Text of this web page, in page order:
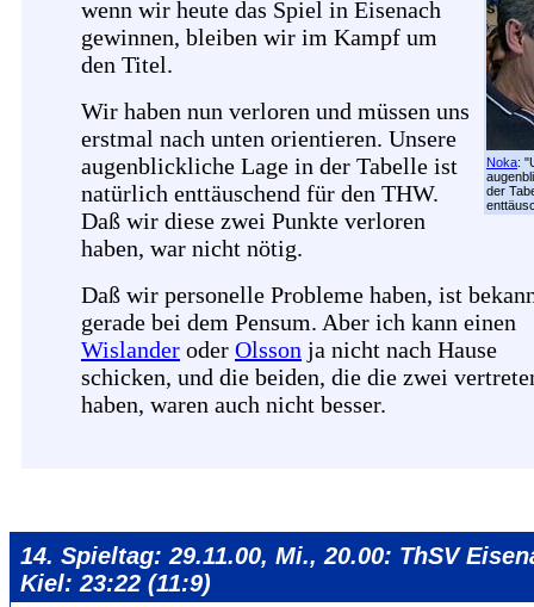
Noka:
der
wenn wir heute das Spiel in Eisenach
gewinnen, bleiben wir im Kampf um
den Titel.
Wir haben nun verloren und müssen uns
erstmal nach unten orientieren. Unsere
augenblickliche Lage in der Tabelle ist
natürlich enttäuschend für den THW.
Daß wir diese zwei Punkte verloren
haben, war nicht nötig.
Daß wir personelle Probleme haben, ist
gerade bei dem Pensum. Aber ich kann einen
Wislander oder Olsson ja nicht nach Hause
schicken, und die beiden, die die zwei
haben, waren auch nicht besser.
14. Spieltag: 29.11.00, Mi., 20.00: ThSV
Kiel: 23:22 (11:9)